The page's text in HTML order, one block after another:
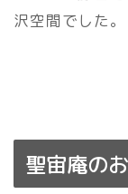
沢空間でした。
聖宙庵の